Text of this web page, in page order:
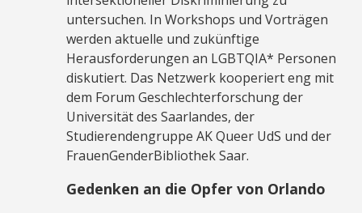
untersuchen. In Workshops und Vorträgen
werden aktuelle und zukünftige
Herausforderungen an LGBTQIA* Personen
diskutiert. Das Netzwerk kooperiert eng mit
dem Forum Geschlechterforschung der
Universität des Saarlandes, der
Studierendengruppe AK Queer UdS und der
FrauenGenderBibliothek Saar.
Gedenken an die Opfer von Orlando